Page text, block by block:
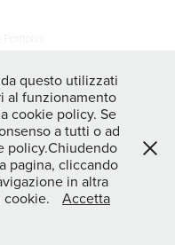
questo utilizzati
al funzionamento
cookie policy. Se
a tutti o ad
policy.Chiudendo
pagina, cliccando
in altra
cookie.
Accetta